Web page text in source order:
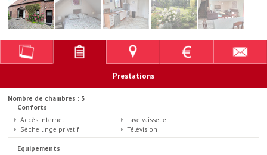
Prestations
Nombre de chambres : 3
Conforts
Accès Internet
Lave vaisselle
Sèche linge privatif
Télévision
Équipements